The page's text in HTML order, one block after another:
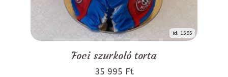
id: 1595
Foci szurkoló torta
35 995 Ft